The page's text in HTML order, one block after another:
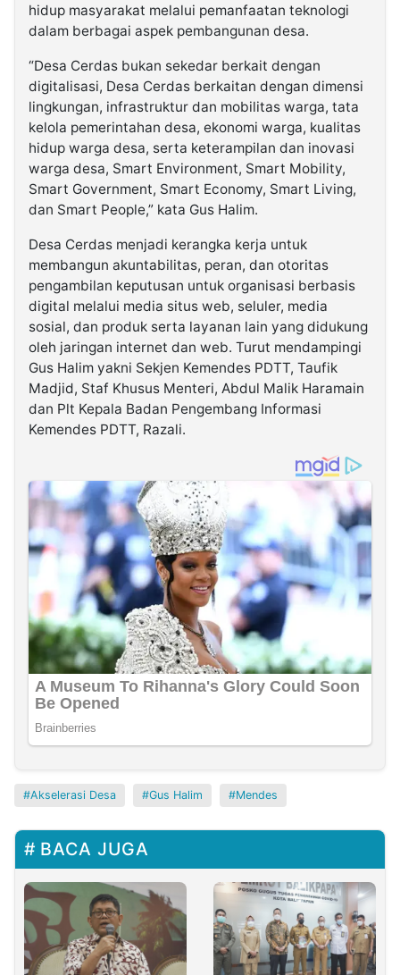
hidup masyarakat melalui pemanfaatan teknologi
dalam berbagai aspek pembangunan desa.
“Desa Cerdas bukan sekedar berkait dengan
digitalisasi, Desa Cerdas berkaitan dengan dimensi
lingkungan, infrastruktur dan mobilitas warga, tata
kelola pemerintahan desa, ekonomi warga, kualitas
hidup warga desa, serta keterampilan dan inovasi
warga desa, Smart Environment, Smart Mobility,
Smart Government, Smart Economy, Smart Living,
dan Smart People,” kata Gus Halim.
Desa Cerdas menjadi kerangka kerja untuk
membangun akuntabilitas, peran, dan otoritas
pengambilan keputusan untuk organisasi berbasis
digital melalui media situs web, seluler, media
sosial, dan produk serta layanan lain yang didukung
oleh jaringan internet dan web. Turut mendampingi
Gus Halim yakni Sekjen Kemendes PDTT, Taufik
Madjid, Staf Khusus Menteri, Abdul Malik Haramain
dan Plt Kepala Badan Pengembang Informasi
Kemendes PDTT, Razali.
Akselerasi Desa Gus Halim Mendes
BACA JUGA